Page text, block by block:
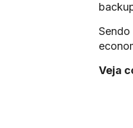
Sendo
Veja